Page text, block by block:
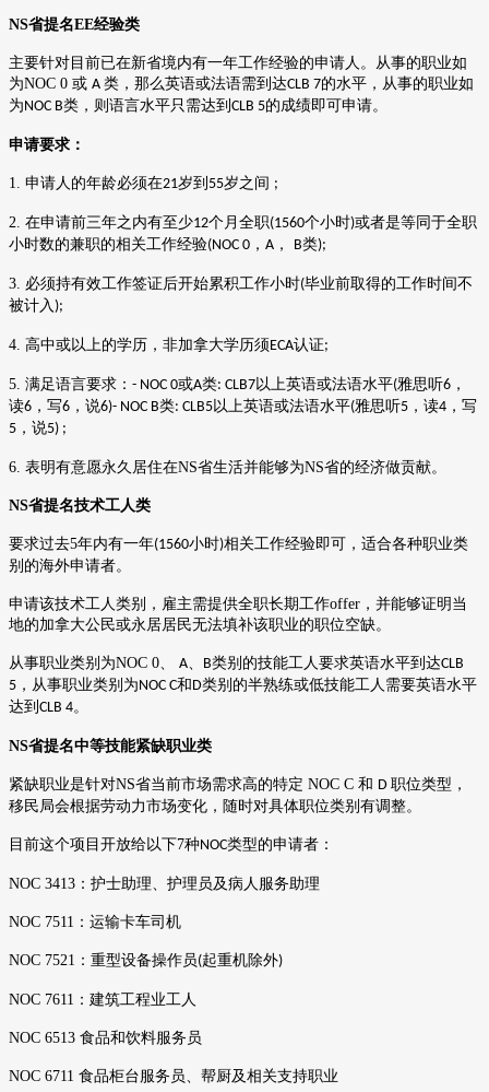
NS省提名EE经验类
主要针对目前已在新省境内有一年工作经验的申请人。从事的职业如
为NOC 0 或 A 类，那么英语或法语需到达CLB 7的水平，从事的职业如
为 NOC B类，则语言水平只需达到 CLB 5的成绩即可申请。
申请要求：
1. 申请人的年龄必须在21岁到 55岁之间 ;
2. 在申请前三年之内有至少12个月全职(1560个小时)或者是等同于全职
小时数的兼职的相关工作经验(NOC 0 ， A ， B类);
3. 必须持有效工作签证后开始累积工作小时(毕业前取得的工作时间不
被计入 );
4. 高中或以上的学历，非加拿大学历须 ECA认证;
5. 满足语言要求： - NOC 0或A类: CLB7以上英语或法语水平(雅思听6 ，
读6 ，写6 ，说6)- NOC B类: CLB5以上英语或法语水平(雅思听5 ，读4 ，写
5 ，说5) ;
6. 表明有意愿永久居住在NS省生活并能够为NS省的经济做贡献。
NS省提名技术工人类
要求过去5年内有一年(1560小时)相关工作经验即可，适合各种职业类
别的海外申请者。
申请该技术工人类别，雇主需提供全职长期工作offer ，并能够证明当
地的加拿大公民或永居居民无法填补该职业的职位空缺。
从事职业类别为NOC 0 A B类别的技能工人要求英语水平到达CLB
5 ，从事职业类别为 NOC C和 D类别的半熟练或低技能工人需要英语水平
达到 CLB 4。
NS省提名中等技能紧缺职业类
紧缺职业是针对NS省当前市场需求高的特定 NOC C 和 D 职位类型，
移民局会根据劳动力市场变化，随时对具体职位类别有调整。
目前这个项目开放给以下7种NOC类型的申请者：
NOC 3413 ：护士助理、护理员及病人服务助理
NOC 7511 ：运输卡车司机
NOC 7521 ：重型设备操作员(起重机除外)
NOC 7611 ：建筑工程业工人
NOC 6513 食品和饮料服务员
NOC 6711 食品柜台服务员、帮厨及相关支持职业